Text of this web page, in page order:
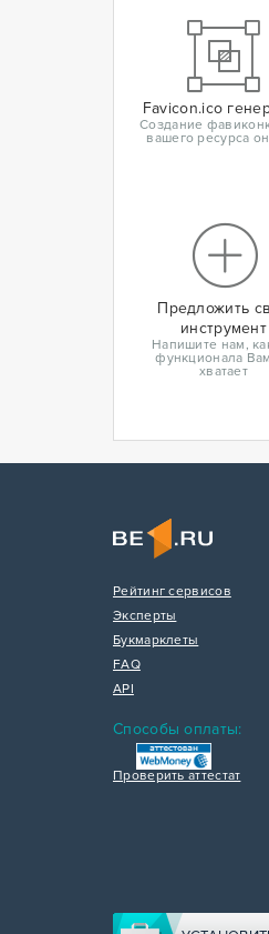
Favicon.ico
Создание
вашего ресурса
Предложить
инструмент
Напишите нам,
функционала
хватает
Рейтинг сервисов
Эксперты
Букмарклеты
FAQ
API
Способы оплаты:
Проверить аттестат